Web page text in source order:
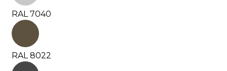
RAL 7040
RAL 8022